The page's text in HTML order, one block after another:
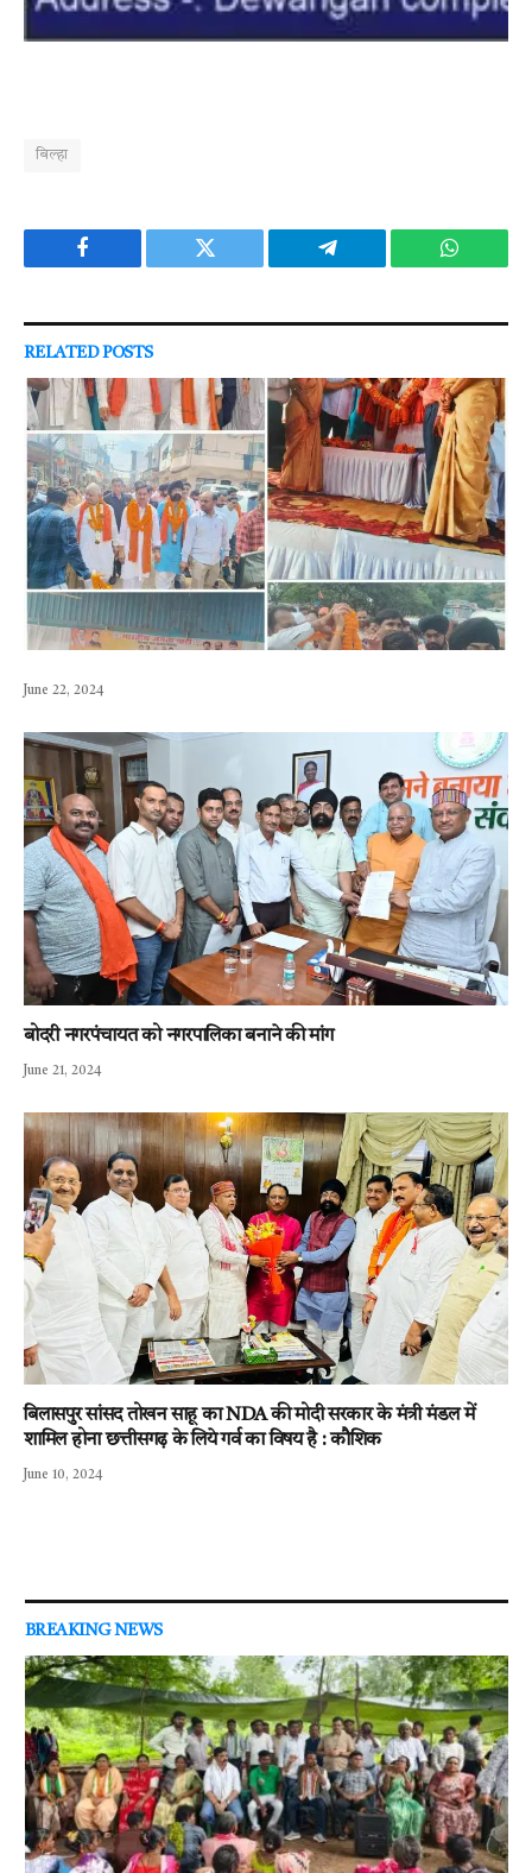
बिल्हा
Facebook Twitter Telegram
RELATEDPOSTS
June 22, 2024
बोदरी नगरपंचायत को नगरपालिका बनाने की मांग
June 21, 2024
बिलासपुर सांसद तोखन साहू का NDA की मोदी सरकार के मंत्री मंडल में
शामिल होना छत्तीसगढ़ के लिये गर्व का विषय है : कौशिक
June 10, 2024
BREAKING NEWS